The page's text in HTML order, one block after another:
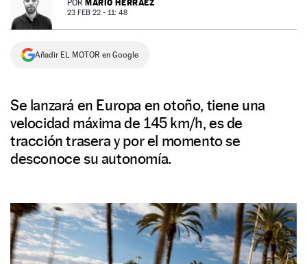
NEWSLETTER
SÍGUENOS
POR MARIO HERRÁEZ
23 FEB 22 - 11: 48
Añadir EL MOTOR en Google
Se lanzará en Europa en otoño, tiene una
velocidad máxima de 145 km/h, es de
tracción trasera y por el momento se
desconoce su autonomía.